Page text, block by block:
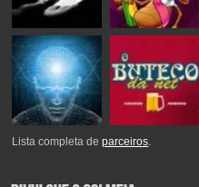
Lista completa deparceiros.